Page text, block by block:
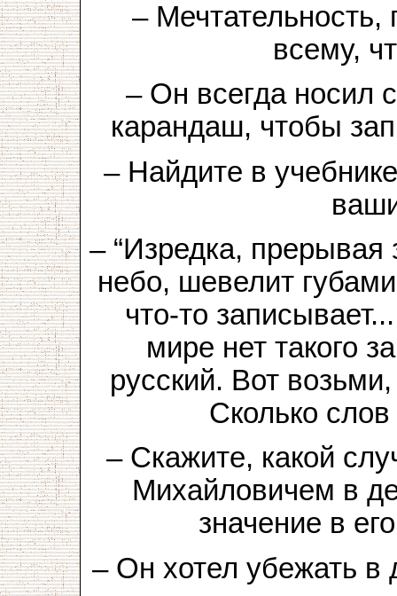
– Мечтательность,
всему,
– Он всегда носил
карандаш, чтобы
– Найдите в
– “Изредка, прерывая
небо, шевелит
что-то
мире нет такого
русский. Вот
Сколько
– Скажите, какой
Михайловичем в
значение в
– Он хотел убежать в